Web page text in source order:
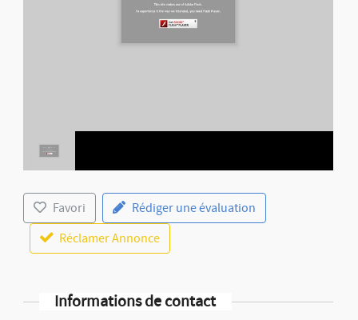
Favori
Rédiger une évaluation
Réclamer Annonce
Informations de contact